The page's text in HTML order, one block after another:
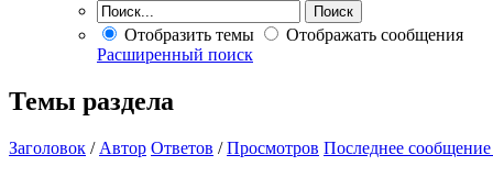
Отобразить темы
Отображать сообщения
Расширенный поиск
Темы раздела
Заголовок / Автор Ответов /Просмотров Последнее сообщение